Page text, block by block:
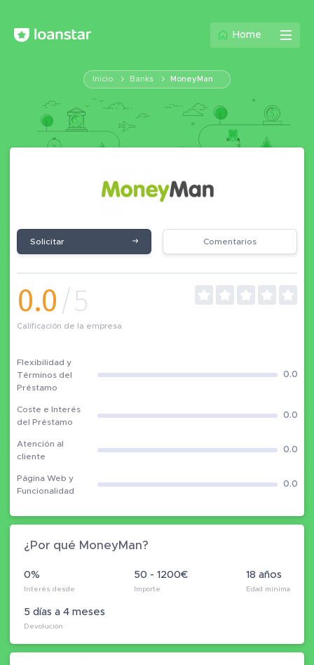
Home
Inicio Banks MoneyMan
Solicitar Comentarios
0.0/5
Calificación de la empresa
Flexibilidad y
Términos del
Préstamo
0.0
Coste e Interés
del Préstamo
0.0
Atención al
cliente
0.0
Página Web y
Funcionalidad
0.0
¿Por qué MoneyMan?
0%
Interés desde
50 - 1200€
Importe
5 días a 4 meses
Devolución
18 años
Edad mínima